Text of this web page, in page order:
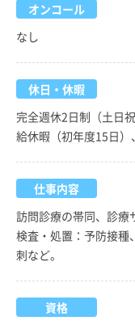
オンコール
なし
休日・休暇
完全週休2日制（土日
給休暇（初年度15日）
仕事内容
訪問診療の帯同、診療
検査・処置：予防接種
刺など。
資格